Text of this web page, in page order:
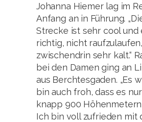
Johanna Hiemer lag im
Anfang an in Führung.
Strecke ist sehr cool und
richtig, nicht
zwischendrin sehr kalt.“
bei den Damen ging an
aus Berchtesgaden. „Es
bin auch froh, dass es
knapp 900
Ich bin voll zufrieden mit